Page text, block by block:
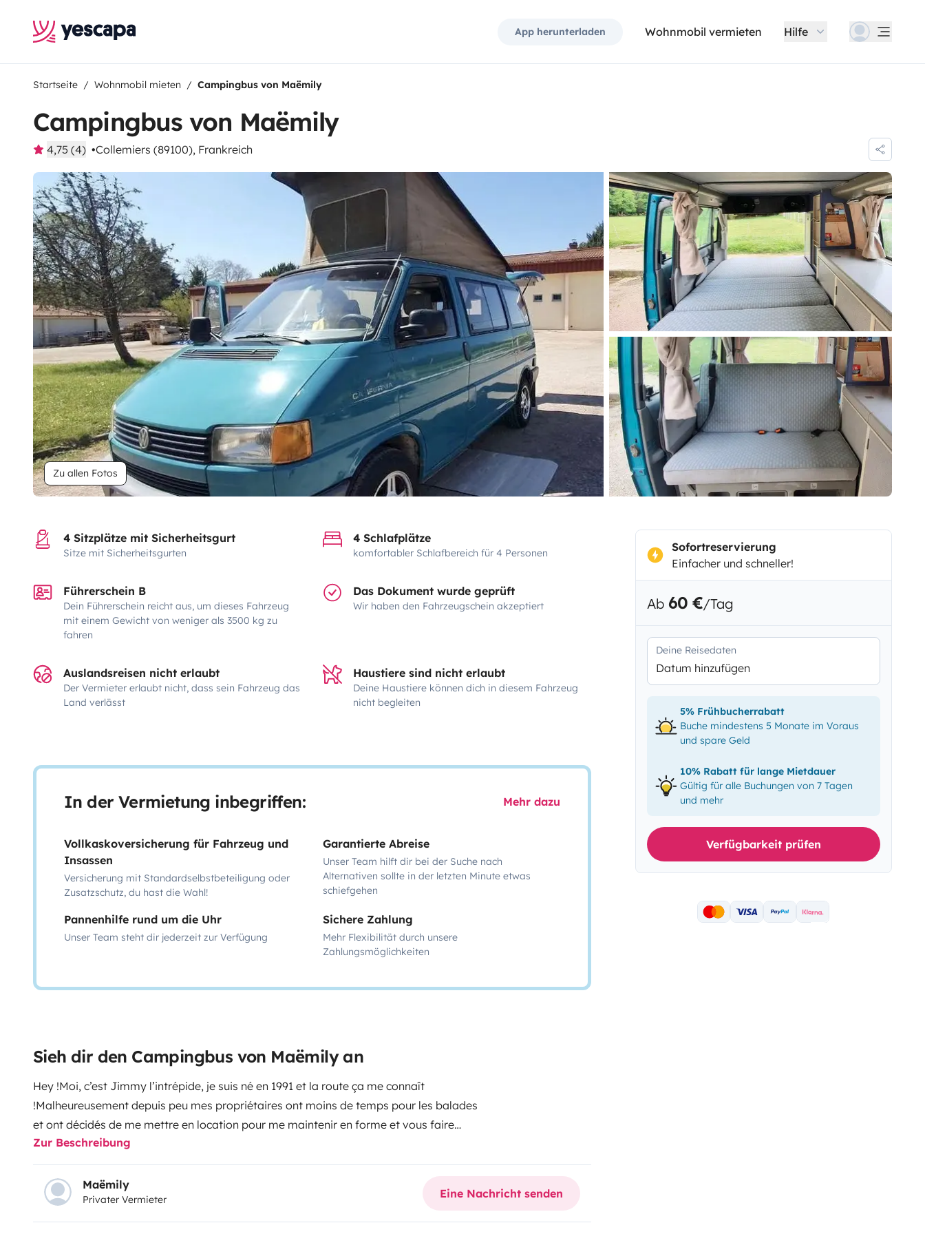
App herunterladen Wohnmobil vermieten Hilfe
Startseite Wohnmobil mieten Campingbus von Maëmily
Campingbus von Maëmily
4,75 (4) Collemiers (89100), Frankreich
Zu allen Fotos
4 Sitzplätze mit Sicherheitsgurt
Sitze mit Sicherheitsgurten
4 Schlafplätze
komfortabler Schlafbereich für 4 Personen
Führerschein B
Dein Führerschein reicht aus, um dieses Fahrzeug
mit einem Gewicht von weniger als 3500 kg zu
fahren
Das Dokument wurde geprüft
Wir haben den Fahrzeugschein akzeptiert
Auslandsreisen nicht erlaubt
Der Vermieter erlaubt nicht, dass sein Fahrzeug das
Land verlässt
Haustiere sind nicht erlaubt
Deine Haustiere können dich in diesem Fahrzeug
nicht begleiten
In der Vermietung inbegriffen: Mehr dazu
Vollkaskoversicherung für Fahrzeug und
Insassen
Versicherung mit Standardselbstbeteiligung oder
Zusatzschutz, du hast die Wahl!
Garantierte Abreise
Unser Team hilft dir bei der Suche nach
Alternativen sollte in der letzten Minute etwas
schiefgehen
Pannenhilfe rund um die Uhr
Unser Team steht dir jederzeit zur Verfügung
Sichere Zahlung
Mehr Flexibilität durch unsere
Zahlungsmöglichkeiten
Sieh dir den Campingbus von Maëmily an
Hey !Moi, c’est Jimmy l’intrépide, je suis né en 1991 et la route ça me connaît
!Malheureusement depuis peu mes propriétaires ont moins de temps pour les balades
et ont décidés de me mettre en location pour me maintenir en forme et vous faire
découvrir la vanlife !Effectivement, Jimmy est un van qui connaît bien la route, il est
confortable, robuste et passe partout, tout ce dont ont besoin des aventuriers comme
vous !Jimmy n’est plus tout jeune et roule tranquille si vous aviez l’intention de faire un
Dijon-Bordeaux en moins de temps qu’il n’en faut pour le dire, alors Jimmy n’est pas
fait pour vous. D'ailleurs, il préfère les petits trajets, car son âge le rend souvent sujet
Zur Beschreibung
Maëmily
Privater Vermieter Eine Nachricht senden
Sofortreservierung
Einfacher und schneller!
Ab 60 €/Tag
Deine Reisedaten
Datum hinzufügen
5% Frühbucherrabatt
Buche mindestens 5 Monate im Voraus
und spare Geld
10% Rabatt für lange Mietdauer
Gültig für alle Buchungen von 7 Tagen
und mehr
Verfügbarkeit prüfen